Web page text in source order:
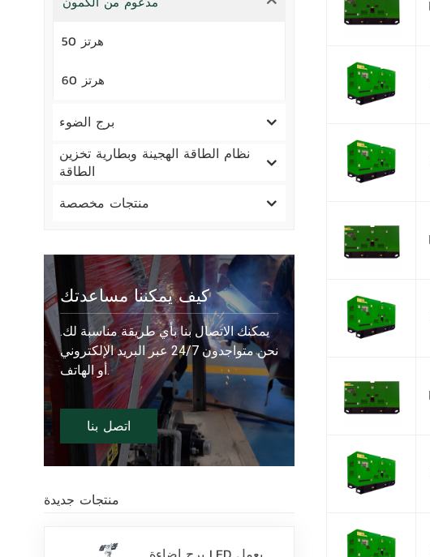
50 هرتز
60 هرتز
برج الضوء
نظام الطاقة الهجينة وبطارية تخزين
الطاقة
منتجات مخصصة
كيف يمكننا مساعدتك
يمكنك الاتصال بنا بأي طريقة مناسبة لك.
نحن متواجدون 24/7 عبر البريد الإلكتروني
أو الهاتف.
اتصل بنا
منتجات جديدة